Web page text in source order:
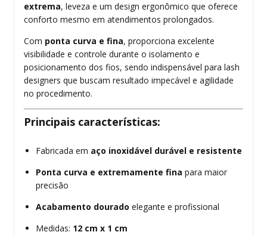
extrema, leveza e um design ergonômico que oferece
conforto mesmo em atendimentos prolongados.
Com ponta curva e fina, proporciona excelente
visibilidade e controle durante o isolamento e
posicionamento dos fios, sendo indispensável para lash
designers que buscam resultado impecável e agilidade
no procedimento.
Principais características:
Fabricada em aço inoxidável durável e resistente
Ponta curva e extremamente fina para maior
precisão
Acabamento dourado elegante e profissional
Medidas: 12 cm x 1 cm